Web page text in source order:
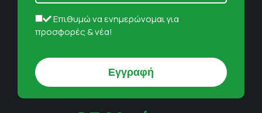
Επιθυμώ να ενημερώνομαι για
προσφορές & νέα!